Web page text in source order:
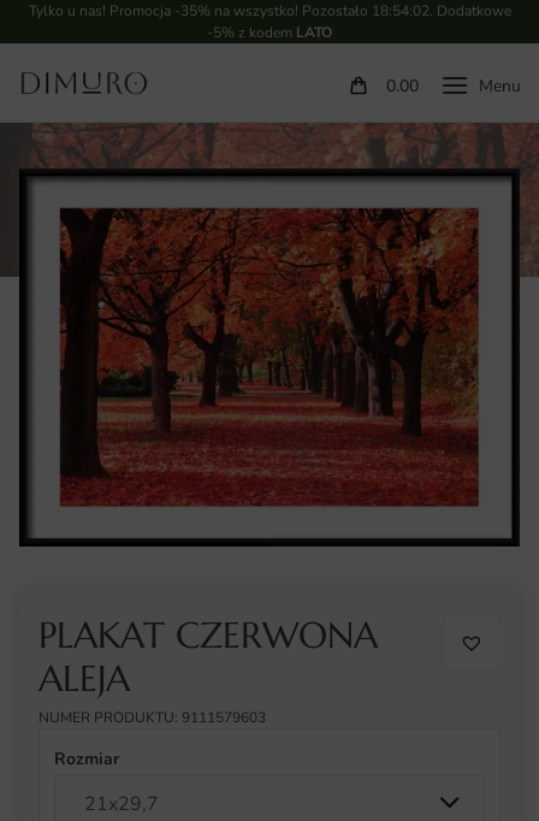
Tylko u nas! Promocja -35% na wszystko! Pozostało 18:54:01. Dodatkowe
-5% z kodem LATO
0.00
PLAKAT CZERWONA
ALEJA
NUMER PRODUKTU: 9111579603
Rozmiar